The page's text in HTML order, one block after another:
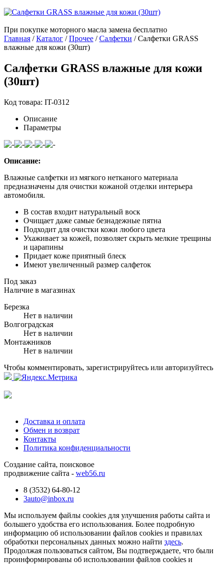
При покупке моторного масла замена бесплатно
Главная /Каталог /Прочее /Салфетки /Салфетки GRASS
влажные для кожи (30шт)
Салфетки GRASS влажные для кожи
(30шт)
Код товара: IT-0312
Описание
Параметры
Описание:
Влажные салфетки из мягкого нетканого материала
предназначены для очистки кожаной отделки интерьера
автомобиля.
В состав входит натуральный воск
Очищает даже самые безнадежные пятна
Подходит для очистки кожи любого цвета
Ухаживает за кожей, позволяет скрыть мелкие трещины
и царапины
Придает коже приятный блеск
Имеют увеличенный размер салфеток
Под заказ
Наличие в магазинах
Березка
Нет в наличии
Волгоградская
Нет в наличии
Монтажников
Нет в наличии
Чтобы комментировать, зарегистрируйтесь или авторизуйтесь
Доставка и оплата
Обмен и возврат
Контакты
Политика конфиденциальности
Создание сайта, поисковое
продвижение сайта - web56.ru
8 (3532) 64-80-12
3auto@inbox.ru
Мы используем файлы cookies для улучшения работы сайта и
большего удобства его использования. Более подробную
информацию об использовании файлов cookies и правилах
обработки персональных данных можно найти здесь.
Продолжая пользоваться сайтом, Вы подтверждаете, что были
проинформированы об использовании файлов cookies и